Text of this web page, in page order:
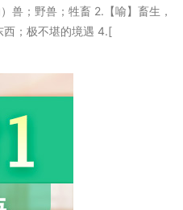
兽；野兽；牲畜 2.【喻】畜生，
西；极不堪的境遇 4.[